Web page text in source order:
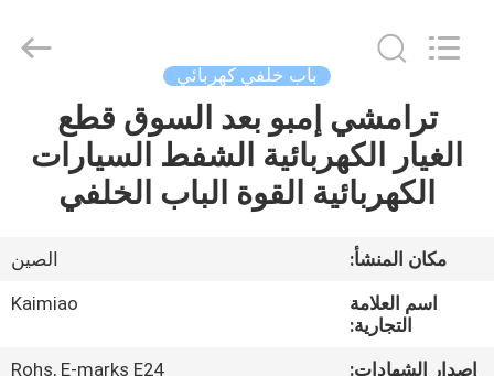
منزل،
بيت
معلومات
Technology
باب خلفي كهربائي
ترامشي إمبو بعد السوق قطع
الغيار الكهربائية الشفط السيارات
الكهربائية القوة الباب الخلفي
مكان المنشأ:
الصين
اسم العلامة
التجارية:
Kaimiao
إصدار الشهادات:
Rohs, E-marks E24